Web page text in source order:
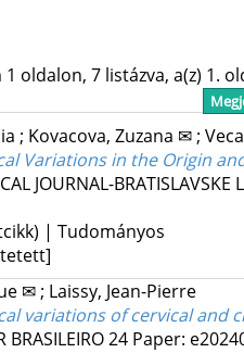
1 oldalon, 7 listázva, a(z) 1.
; Kovacova, Zuzana ✉;
Variations in the Origin
JOURNAL-BRATISLAVSKE
| Tudományos
✉; Laissy, Jean-Pierre
variations of cervical and
BRASILEIRO24 Paper: